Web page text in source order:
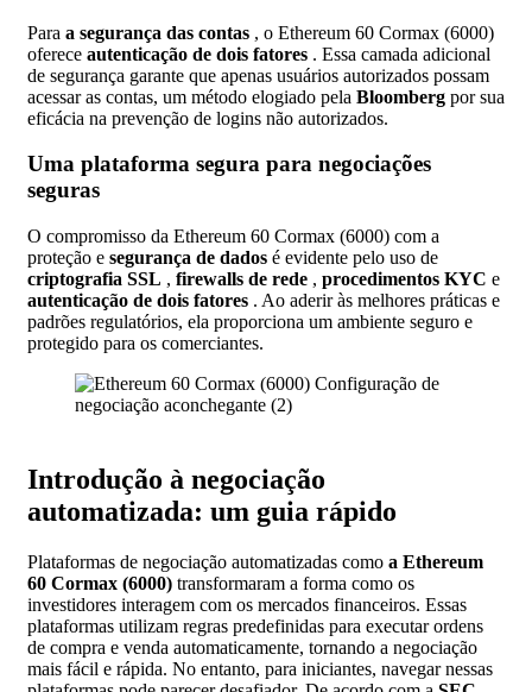
Para a segurança das contas , o Ethereum 60 Cormax (6000)
oferece autenticação de dois fatores . Essa camada adicional
de segurança garante que apenas usuários autorizados possam
acessar as contas, um método elogiado pela Bloomberg por sua
eficácia na prevenção de logins não autorizados.
Uma plataforma segura para negociações
seguras
O compromisso da Ethereum 60 Cormax (6000) com a
proteção e segurança de dados é evidente pelo uso de
criptografia SSL , firewalls de rede , procedimentos KYC e
autenticação de dois fatores . Ao aderir às melhores práticas e
padrões regulatórios, ela proporciona um ambiente seguro e
protegido para os comerciantes.
Introdução à negociação
automatizada: um guia rápido
Plataformas de negociação automatizadas como a Ethereum
60 Cormax (6000) transformaram a forma como os
investidores interagem com os mercados financeiros. Essas
plataformas utilizam regras predefinidas para executar ordens
de compra e venda automaticamente, tornando a negociação
mais fácil e rápida. No entanto, para iniciantes, navegar nessas